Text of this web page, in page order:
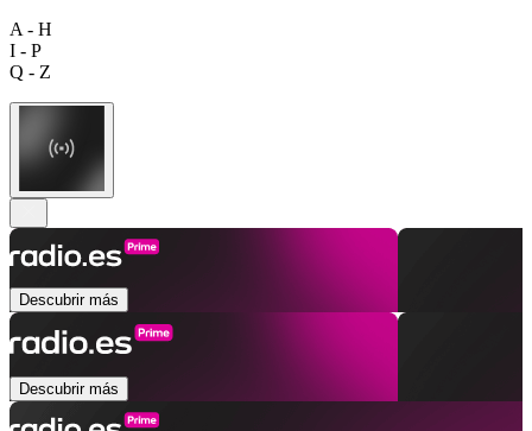
A - H
I - P
Q - Z
Descubrir más
Descubrir más